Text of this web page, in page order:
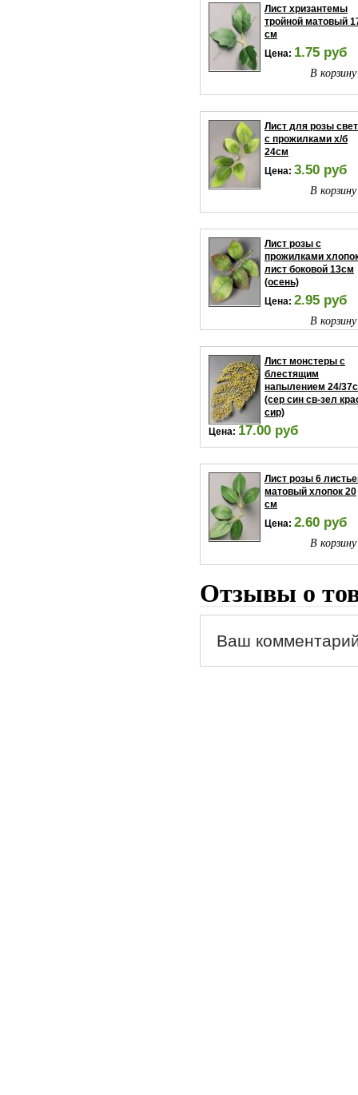
Лист хризантемы
тройной матовый
см
Цена: 1.75 руб
В
Лист для розы
с прожилками х/б
24см
Цена: 3.50 руб
В
Лист розы с
прожилками
лист боковой 13см
(осень)
Цена: 2.95 руб
В
Лист монстеры с
блестящим
напылением 24/
(сер син св-зел
сир)
Цена: 17.00 руб
В
Лист розы 6
матовый хлопок 20
см
Цена: 2.60 руб
В
Отзывы о
Ваш